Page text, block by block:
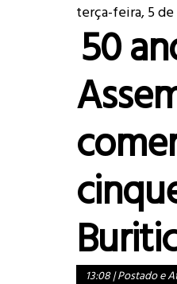
terça-feira, 5
50
13:08|Postado e